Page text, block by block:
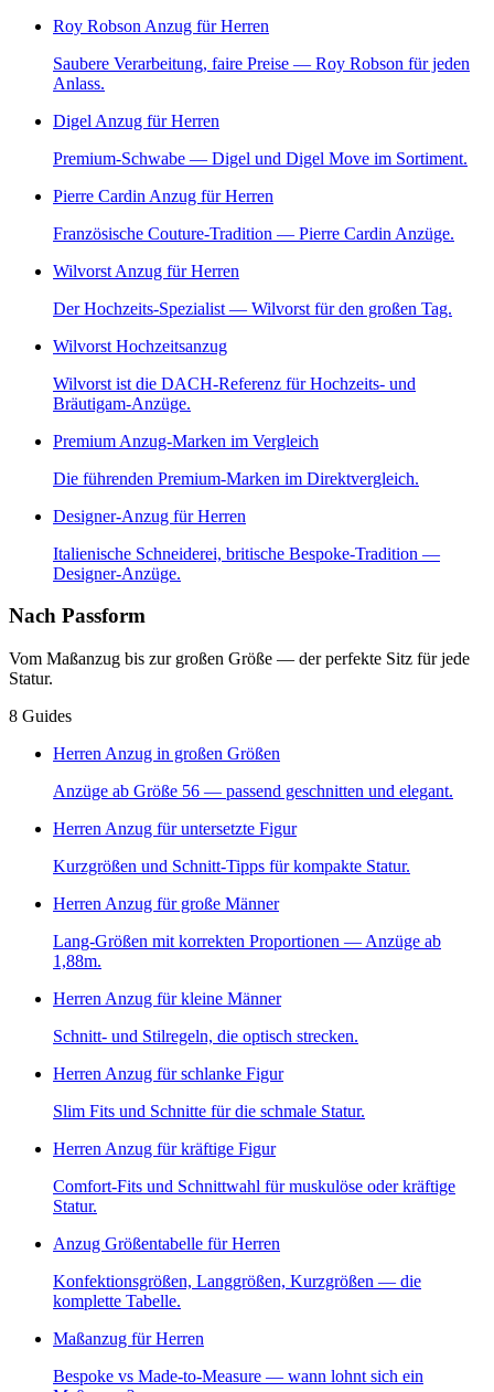
Roy Robson Anzug für Herren
Saubere Verarbeitung, faire Preise — Roy Robson für jeden
Anlass.
Digel Anzug für Herren
Premium-Schwabe — Digel und Digel Move im Sortiment.
Pierre Cardin Anzug für Herren
Französische Couture-Tradition — Pierre Cardin Anzüge.
Wilvorst Anzug für Herren
Der Hochzeits-Spezialist — Wilvorst für den großen Tag.
Wilvorst Hochzeitsanzug
Wilvorst ist die DACH-Referenz für Hochzeits- und
Bräutigam-Anzüge.
Premium Anzug-Marken im Vergleich
Die führenden Premium-Marken im Direktvergleich.
Designer-Anzug für Herren
Italienische Schneiderei, britische Bespoke-Tradition —
Designer-Anzüge.
Nach Passform
Vom Maßanzug bis zur großen Größe — der perfekte Sitz für jede
Statur.
8 Guides
Herren Anzug in großen Größen
Anzüge ab Größe 56 — passend geschnitten und elegant.
Herren Anzug für untersetzte Figur
Kurzgrößen und Schnitt-Tipps für kompakte Statur.
Herren Anzug für große Männer
Lang-Größen mit korrekten Proportionen — Anzüge ab
1,88m.
Herren Anzug für kleine Männer
Schnitt- und Stilregeln, die optisch strecken.
Herren Anzug für schlanke Figur
Slim Fits und Schnitte für die schmale Statur.
Herren Anzug für kräftige Figur
Comfort-Fits und Schnittwahl für muskulöse oder kräftige
Statur.
Anzug Größentabelle für Herren
Konfektionsgrößen, Langgrößen, Kurzgrößen — die
komplette Tabelle.
Maßanzug für Herren
Bespoke vs Made-to-Measure — wann lohnt sich ein